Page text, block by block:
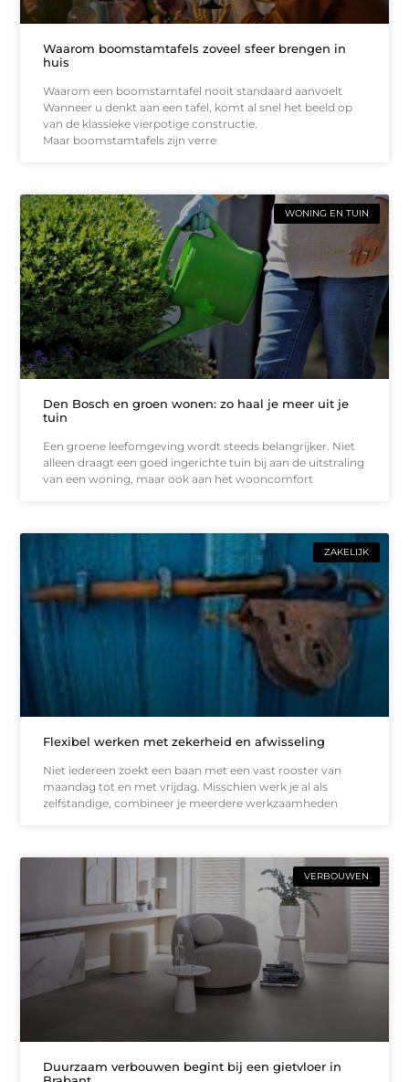
Waarom boomstamtafels zoveel sfeer brengen in
huis
Waarom een boomstamtafel nooit standaard aanvoelt
Wanneer u denkt aan een tafel, komt al snel het beeld op
van de klassieke vierpotige constructie.
Maar boomstamtafels zijn verre
WONING EN TUIN
Den Bosch en groen wonen: zo haal je meer uit je
tuin
Een groene leefomgeving wordt steeds belangrijker. Niet
alleen draagt een goed ingerichte tuin bij aan de uitstraling
van een woning, maar ook aan het wooncomfort
ZAKELIJK
Flexibel werken met zekerheid en afwisseling
Niet iedereen zoekt een baan met een vast rooster van
maandag tot en met vrijdag. Misschien werk je al als
zelfstandige, combineer je meerdere werkzaamheden
VERBOUWEN
Duurzaam verbouwen begint bij een gietvloer in